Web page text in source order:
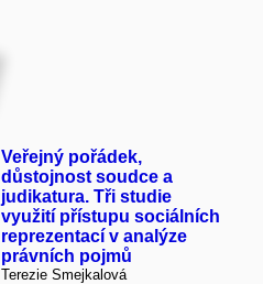
Veřejný pořádek,
důstojnost soudce a
judikatura. Tři studie
využití přístupu sociálních
reprezentací v analýze
právních pojmů
Terezie Smejkalová